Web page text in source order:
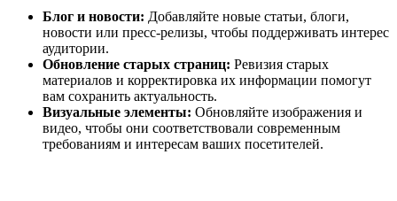
Блог и новости: Добавляйте новые статьи, блоги,
новости или пресс-релизы, чтобы поддерживать интерес
аудитории.
Обновление старых страниц: Ревизия старых
материалов и корректировка их информации помогут
вам сохранить актуальность.
Визуальные элементы: Обновляйте изображения и
видео, чтобы они соответствовали современным
требованиям и интересам ваших посетителей.